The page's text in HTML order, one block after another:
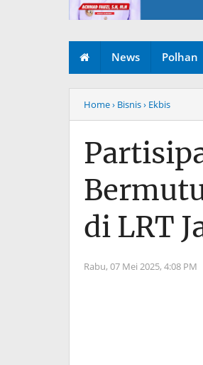
News Polhan
Home› Bisnis› Ekbis
di LRT
Rabu, 07 Mei 2025, 4:08 PM